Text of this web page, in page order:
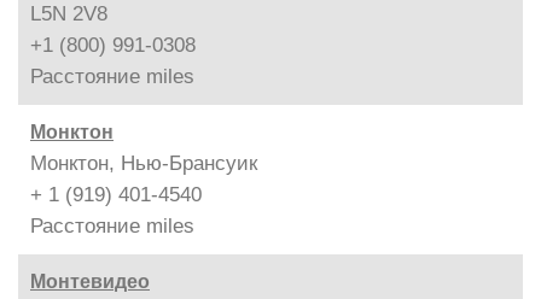
L5N 2V8
+1 (800) 991-0308
Расстояние miles
Монктон
Монктон, Нью-Брансуик
+ 1 (919) 401-4540
Расстояние miles
Монтевидео